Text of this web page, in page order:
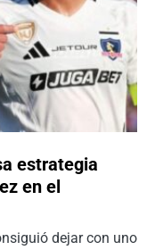
estrategia
en el
dejar con uno